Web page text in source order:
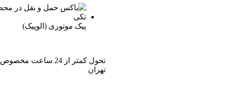
پیک موتوری (الوپیک)
تحول کمتر از 24 ساعت مخصوص
تهران